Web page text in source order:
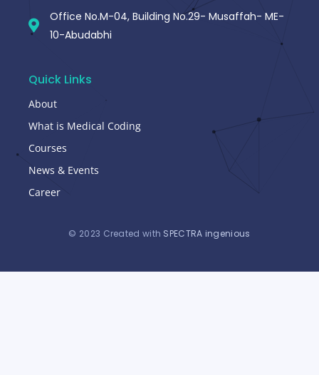
Office No.M-04, Building No.29- Musaffah- ME-
10-Abudabhi
Quick Links
About
What is Medical Coding
Courses
News & Events
Career
© 2023 Created with SPECTRA ingenious